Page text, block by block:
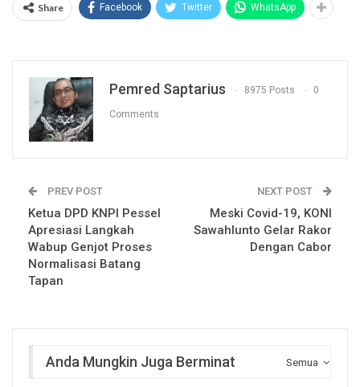
Share Facebook Twitter WhatsApp
Pemred Saptarius 8975 Posts 0
Comments
PREV POST
Ketua DPD KNPI Pessel
Apresiasi Langkah
Wabup Genjot Proses
Normalisasi Batang
Tapan
NEXT POST
Meski Covid-19, KONI
Sawahlunto Gelar Rakor
Dengan Cabor
Semua
Anda Mungkin Juga Berminat